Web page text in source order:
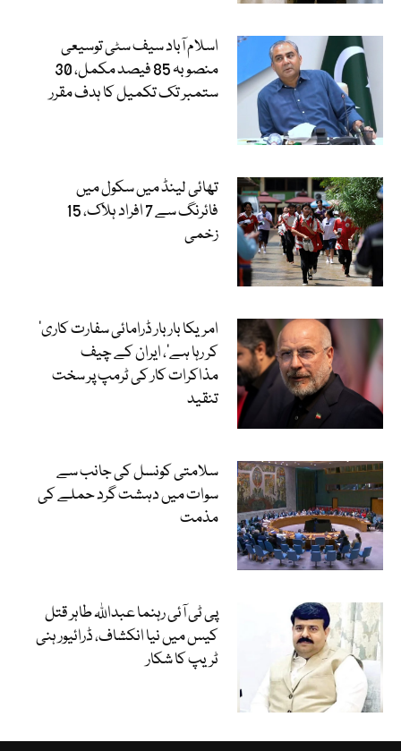
اسلام آباد سیف سٹی توسیعی
منصوبہ 85 فیصد مکمل، 30
ستمبر تک تکمیل کا ہدف مقرر
تھائی لینڈ میں سکول میں
فائرنگ سے 7 افراد ہلاک، 15
زخمی
’امریکا بار بار ڈرامائی سفارت کاری
کر رہا ہے‘، ایران کے چیف
مذاکرات کار کی ٹرمپ پر سخت
تنقید
سلامتی کونسل کی جانب سے
سوات میں دہشت گرد حملے کی
مذمت
پی ٹی آئی رہنما عبداللہ طاہر قتل
کیس میں نیا انکشاف، ڈرائیور ہنی
ٹریپ کا شکار